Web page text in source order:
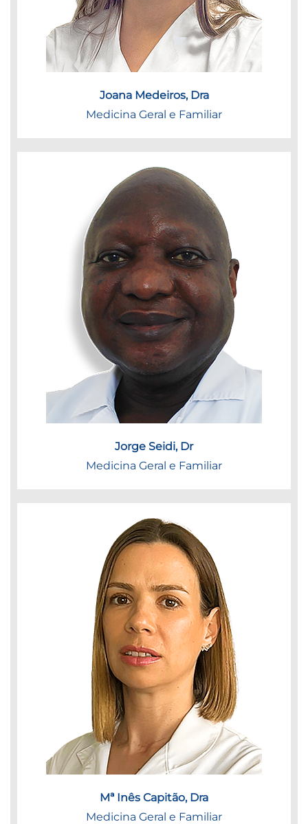
Joana Medeiros, Dra
Medicina Geral e Familiar
Jorge Seidi, Dr
Medicina Geral e Familiar
Mª Inês Capitão, Dra
Medicina Geral e Familiar